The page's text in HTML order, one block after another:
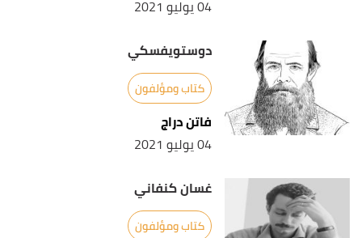
04 يوليو 2021
دوستويفسكي
كتاب ومؤلفون
فاتن دراج
04 يوليو 2021
غسان كنفاني
كتاب ومؤلفون